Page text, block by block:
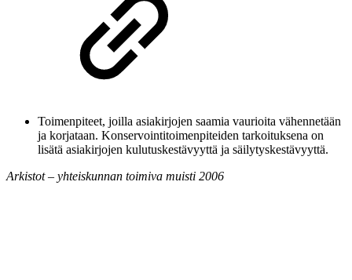
Toimenpiteet, joilla asiakirjojen saamia vaurioita vähennetään
ja korjataan. Konservointitoimenpiteiden tarkoituksena on
lisätä asiakirjojen kulutuskestävyyttä ja säilytyskestävyyttä.
Arkistot – yhteiskunnan toimiva muisti 2006